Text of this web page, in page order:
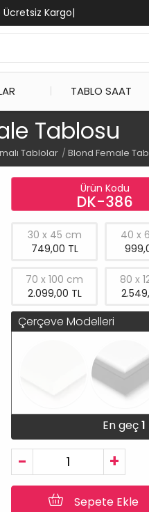
Kargo|
TABLO SAAT
Tablosu
Tablolar Blond Female
Ürün Kodu
DK-386
30 x 45 cm
749,00 TL
40 x
70 x 100 cm
2.099,00 TL
80 x
Çerçeve Modelleri
En geç
- +
Sepete Ekle